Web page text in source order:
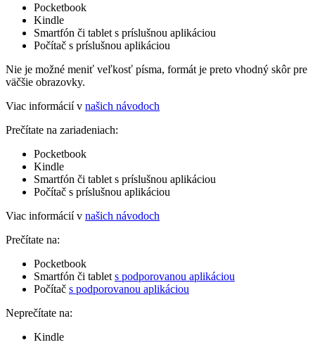
Pocketbook
Kindle
Smartfón či tablet s príslušnou aplikáciou
Počítač s príslušnou aplikáciou
Nie je možné meniť veľkosť písma, formát je preto vhodný skôr pre
väčšie obrazovky.
Viac informácií v našich návodoch
Prečítate na zariadeniach:
Pocketbook
Kindle
Smartfón či tablet s príslušnou aplikáciou
Počítač s príslušnou aplikáciou
Viac informácií v našich návodoch
Prečítate na:
Pocketbook
Smartfón či tablet s podporovanou aplikáciou
Počítač s podporovanou aplikáciou
Neprečítate na:
Kindle